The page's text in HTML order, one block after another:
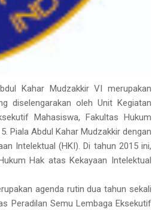
Kahar Mudzakkir VI merupakan
diselengarakan oleh Unit Kegiatan
Mahasiswa, Fakultas Hukum
Piala Abdul Kahar Mudzakkir dengan
Intelektual (HKI). Di tahun 2015 ini,
Hak atas Kekayaan Intelektual
agenda rutin dua tahun sekali
Peradilan Semu Lembaga Eksekutif